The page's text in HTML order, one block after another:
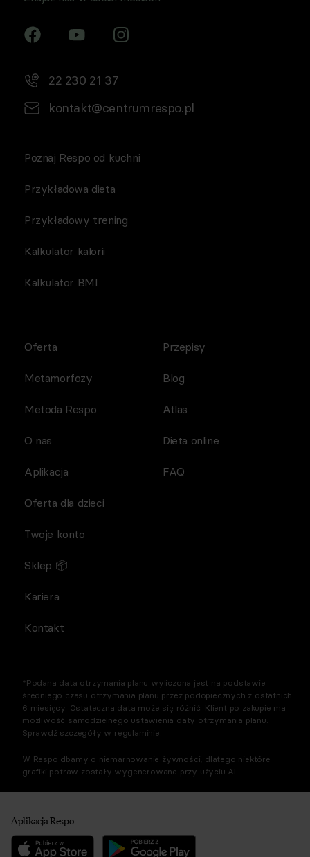
22 230 21 37
kontakt@centrumrespo.pl
Poznaj Respo od kuchni
Przykładowa dieta
Przykładowy trening
Kalkulator kalorii
Kalkulator BMI
Oferta
Metamorfozy
Metoda Respo
O nas
Aplikacja
Przepisy
Blog
Atlas
Dieta online
FAQ
Oferta dla dzieci
Twoje konto
Sklep 📦
Kariera
Kontakt
*Podana data otrzymania planu wyliczona jest na podstawie
średniego czasu otrzymania planu przez podopiecznych z ostatnich
6 miesięcy. Ostateczna data może się różnić. Klient po zakupie ma
możliwość samodzielnego ustawienia daty otrzymania planu.
Sprawdź szczegóły w regulaminie.
W Respo dbamy o niemarnowanie żywności, dlatego niektóre
grafiki potraw zostały wygenerowane przy użyciu AI.
Aplikacja Respo